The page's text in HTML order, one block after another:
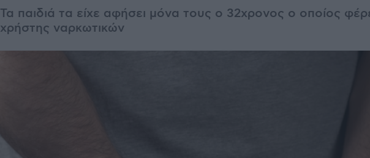
Τα παιδιά τα είχε αφήσει μόνα τους ο 32χρονος ο οποίος
χρήστης ναρκωτικών